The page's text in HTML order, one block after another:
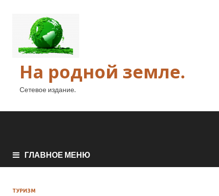
На родной земле.
Сетевое издание.
ГЛАВНОЕ МЕНЮ
ТУРИЗМ